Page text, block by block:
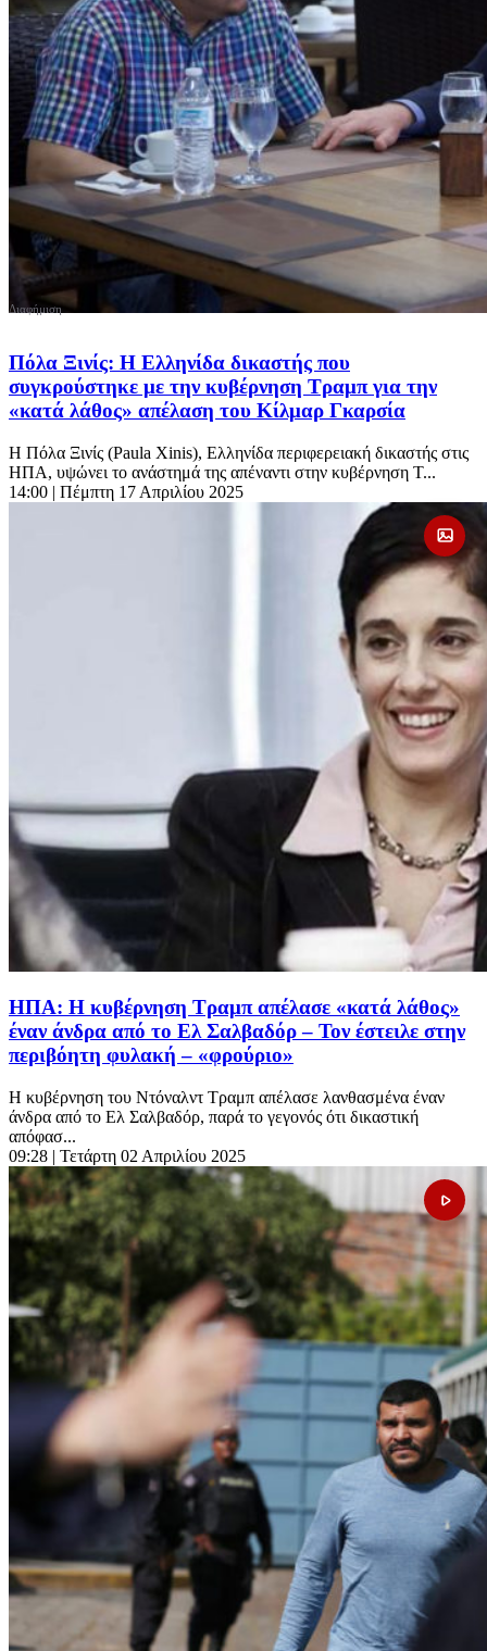
Πόλα Ξινίς: Η Ελληνίδα δικαστής που
συγκρούστηκε με την κυβέρνηση Τραμπ για την
«κατά λάθος» απέλαση του Κίλμαρ Γκαρσία
Η Πόλα Ξινίς (Paula Xinis), Ελληνίδα περιφερειακή δικαστής στις
ΗΠΑ, υψώνει το ανάστημά της απέναντι στην κυβέρνηση Τ...
14:00 | Πέμπτη 17 Απριλίου 2025
ΗΠΑ: Η κυβέρνηση Τραμπ απέλασε «κατά λάθος»
έναν άνδρα από το Ελ Σαλβαδόρ – Τον έστειλε στην
περιβόητη φυλακή – «φρούριο»
Η κυβέρνηση του Ντόναλντ Τραμπ απέλασε λανθασμένα έναν
άνδρα από το Ελ Σαλβαδόρ, παρά το γεγονός ότι δικαστική
απόφασ...
09:28 | Τετάρτη 02 Απριλίου 2025